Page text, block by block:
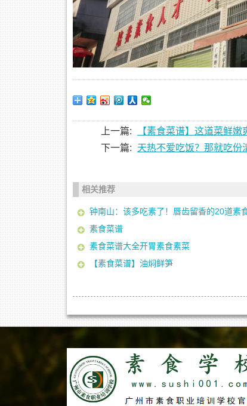
上一篇:
【素食菜谱】这道菜鲜
下一篇:
天热不爱吃饭？那就吃份
相关推荐
钟南山：该多吃素了！唇齿留香的20道素
素食菜谱
素食菜谱大全开胃素食素菜
【素食菜谱】油焖鲜笋